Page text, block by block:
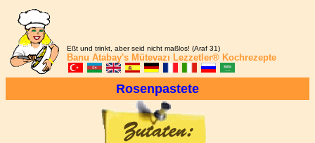
Eßt und trinkt, aber seid nicht maßlos! (Araf 31)
Banu Atabay's Mütevazı Lezzetler® Kochrezepte
Rosenpastete